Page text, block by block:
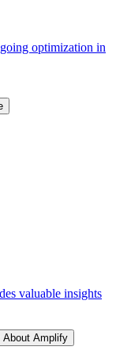
optimization in
valuable insights
About Amplify